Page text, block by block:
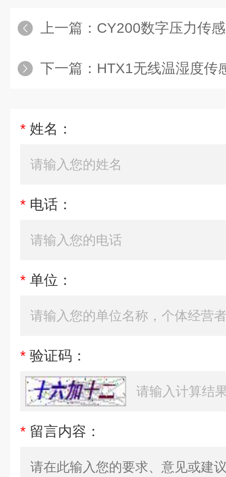
上一篇： CY200数字压力传
下一篇： HTX1无线温湿度传
* 姓名：
* 电话：
* 单位：
* 验证码：
* 留言内容：